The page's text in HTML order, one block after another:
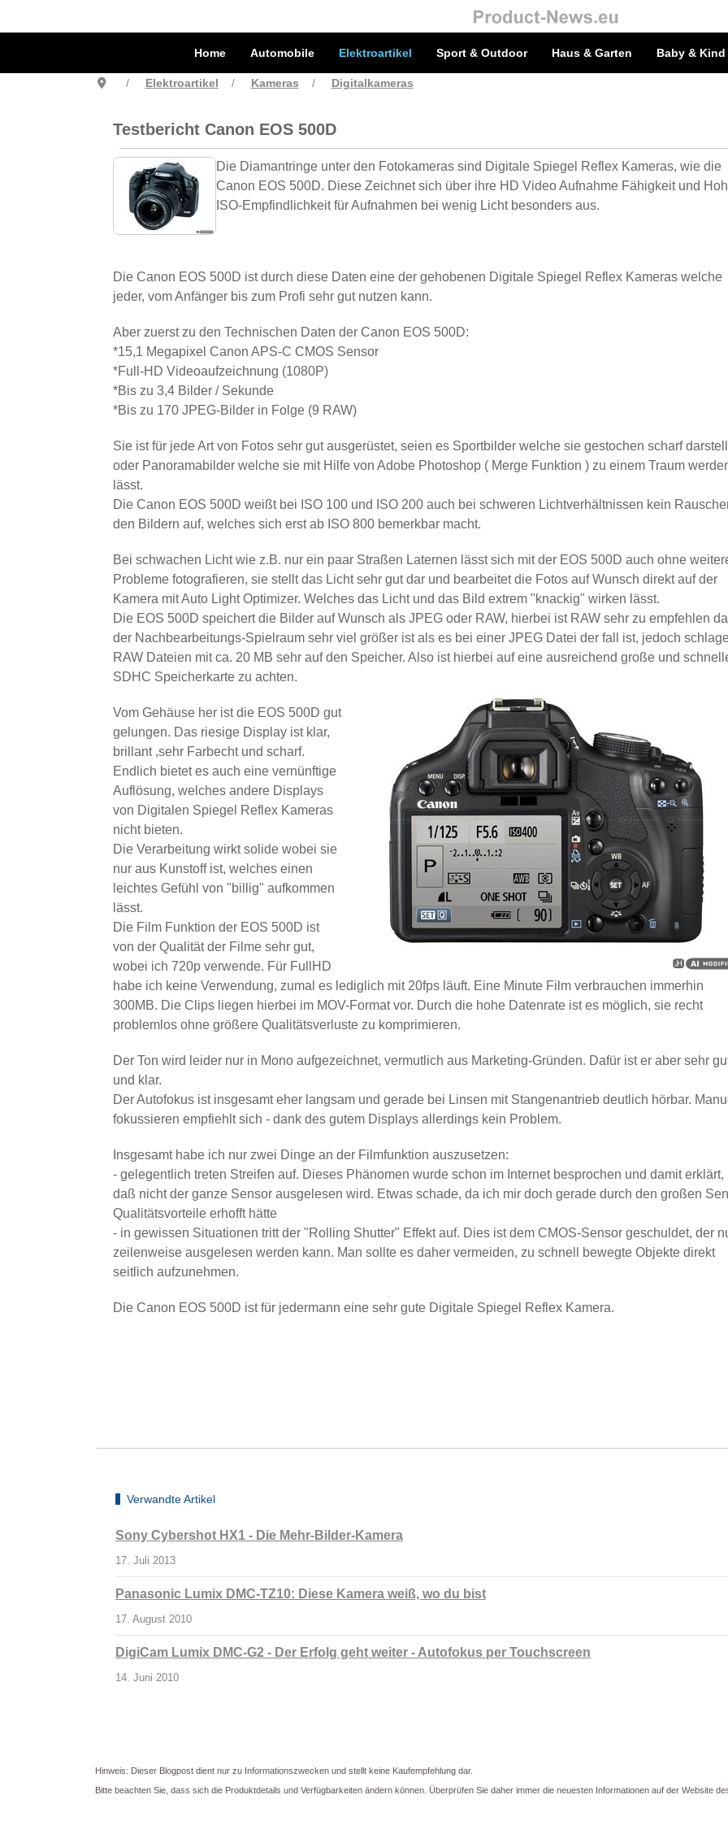
Home Automobile Elektroartikel Sport & Outdoor Haus & Garten Baby & Kind
Elektroartikel Kameras Digitalkameras
Testbericht Canon EOS 500D
Die Diamantringe unter den Fotokameras sind Digitale Spiegel Reflex Kameras, wie die
Canon EOS 500D. Diese Zeichnet sich über ihre HD Video Aufnahme Fähigkeit und
ISO-Empfindlichkeit für Aufnahmen bei wenig Licht besonders aus.
Die Canon EOS 500D ist durch diese Daten eine der gehobenen Digitale Spiegel Reflex Kameras welche
jeder, vom Anfänger bis zum Profi sehr gut nutzen kann.
Aber zuerst zu den Technischen Daten der Canon EOS 500D:
*15,1 Megapixel Canon APS-C CMOS Sensor
*Full-HD Videoaufzeichnung (1080P)
*Bis zu 3,4 Bilder / Sekunde
*Bis zu 170 JPEG-Bilder in Folge (9 RAW)
Sie ist für jede Art von Fotos sehr gut ausgerüstet, seien es Sportbilder welche sie gestochen scharf
oder Panoramabilder welche sie mit Hilfe von Adobe Photoshop ( Merge Funktion ) zu einem Traum
lässt.
Die Canon EOS 500D weißt bei ISO 100 und ISO 200 auch bei schweren Lichtverhältnissen kein
den Bildern auf, welches sich erst ab ISO 800 bemerkbar macht.
Bei schwachen Licht wie z.B. nur ein paar Straßen Laternen lässt sich mit der EOS 500D auch ohne
Probleme fotografieren, sie stellt das Licht sehr gut dar und bearbeitet die Fotos auf Wunsch direkt auf der
Kamera mit Auto Light Optimizer. Welches das Licht und das Bild extrem "knackig" wirken lässt.
Die EOS 500D speichert die Bilder auf Wunsch als JPEG oder RAW, hierbei ist RAW sehr zu empfehlen da
der Nachbearbeitungs-Spielraum sehr viel größer ist als es bei einer JPEG Datei der fall ist, jedoch
RAW Dateien mit ca. 20 MB sehr auf den Speicher. Also ist hierbei auf eine ausreichend große und
SDHC Speicherkarte zu achten.
Vom Gehäuse her ist die EOS 500D gut
gelungen. Das riesige Display ist klar,
brillant ,sehr Farbecht und scharf.
Endlich bietet es auch eine vernünftige
Auflösung, welches andere Displays
von Digitalen Spiegel Reflex Kameras
nicht bieten.
Die Verarbeitung wirkt solide wobei sie
nur aus Kunstoff ist, welches einen
leichtes Gefühl von "billig" aufkommen
lässt.
Die Film Funktion der EOS 500D ist
von der Qualität der Filme sehr gut,
wobei ich 720p verwende. Für FullHD
habe ich keine Verwendung, zumal es lediglich mit 20fps läuft. Eine Minute Film verbrauchen immerhin
300MB. Die Clips liegen hierbei im MOV-Format vor. Durch die hohe Datenrate ist es möglich, sie recht
problemlos ohne größere Qualitätsverluste zu komprimieren.
Der Ton wird leider nur in Mono aufgezeichnet, vermutlich aus Marketing-Gründen. Dafür ist er aber sehr
und klar.
Der Autofokus ist insgesamt eher langsam und gerade bei Linsen mit Stangenantrieb deutlich hörbar.
fokussieren empfiehlt sich - dank des gutem Displays allerdings kein Problem.
Insgesamt habe ich nur zwei Dinge an der Filmfunktion auszusetzen:
- gelegentlich treten Streifen auf. Dieses Phänomen wurde schon im Internet besprochen und damit erklärt,
daß nicht der ganze Sensor ausgelesen wird. Etwas schade, da ich mir doch gerade durch den großen
Qualitätsvorteile erhofft hätte
- in gewissen Situationen tritt der "Rolling Shutter" Effekt auf. Dies ist dem CMOS-Sensor geschuldet, der
zeilenweise ausgelesen werden kann. Man sollte es daher vermeiden, zu schnell bewegte Objekte direkt
seitlich aufzunehmen.
Die Canon EOS 500D ist für jedermann eine sehr gute Digitale Spiegel Reflex Kamera.
Verwandte Artikel
Sony Cybershot HX1 - Die Mehr-Bilder-Kamera
17. Juli 2013
Panasonic Lumix DMC-TZ10: Diese Kamera weiß, wo du bist
17. August 2010
DigiCam Lumix DMC-G2 - Der Erfolg geht weiter - Autofokus per Touchscreen
14. Juni 2010
Hinweis: Dieser Blogpost dient nur zu Informationszwecken und stellt keine Kaufempfehlung dar.
Bitte beachten Sie, dass sich die Produktdetails und Verfügbarkeiten ändern können. Überprüfen Sie daher immer die neuesten Informationen auf der Website